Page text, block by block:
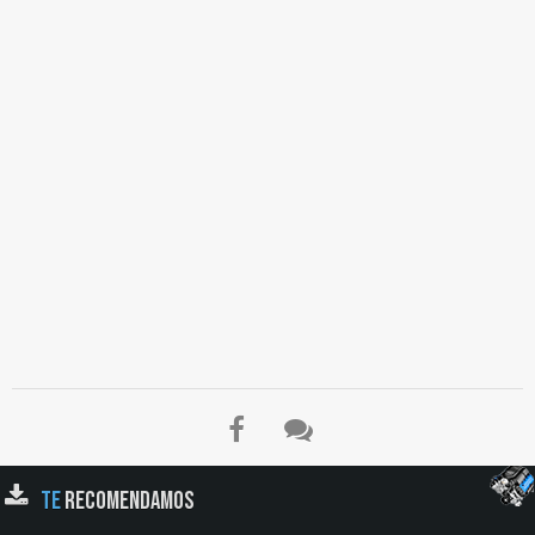
TERECOMENDAMOS